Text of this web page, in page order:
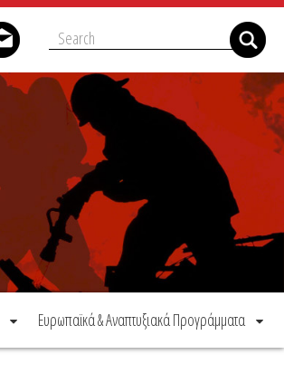
Ευρωπαϊκά & Αναπτυξιακά Προγράμματα